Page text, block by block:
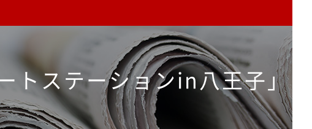
トステーションin八王子」